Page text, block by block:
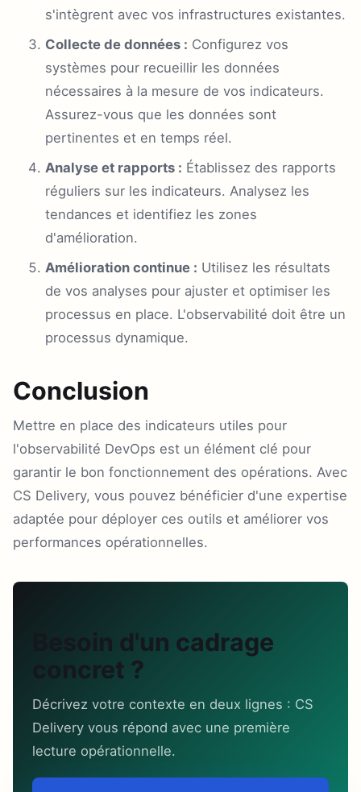
s'intègrent avec vos infrastructures existantes.
Collecte de données : Configurez vos
systèmes pour recueillir les données
nécessaires à la mesure de vos indicateurs.
Assurez-vous que les données sont
pertinentes et en temps réel.
Analyse et rapports : Établissez des rapports
réguliers sur les indicateurs. Analysez les
tendances et identifiez les zones
d'amélioration.
Amélioration continue : Utilisez les résultats
de vos analyses pour ajuster et optimiser les
processus en place. L'observabilité doit être un
processus dynamique.
Conclusion
Mettre en place des indicateurs utiles pour
l'observabilité DevOps est un élément clé pour
garantir le bon fonctionnement des opérations. Avec
CS Delivery, vous pouvez bénéficier d'une expertise
adaptée pour déployer ces outils et améliorer vos
performances opérationnelles.
Besoin d'un cadrage
concret ?
Décrivez votre contexte en deux lignes : CS
Delivery vous répond avec une première
lecture opérationnelle.